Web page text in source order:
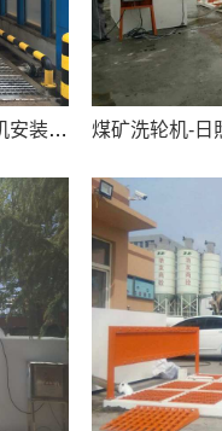
煤矿洗轮机-新峰水泥厂工程洗车机安装完成